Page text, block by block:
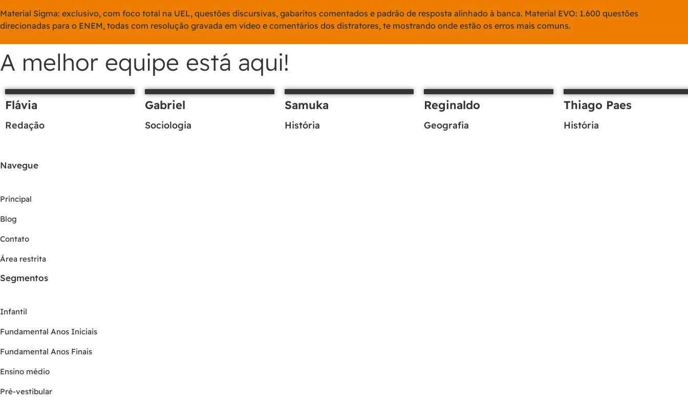
Material Sigma: exclusivo, com foco total na UEL, questões discursivas, gabaritos comentados e padrão de resposta alinhado à banca. Material EVO: 1.600 questões
direcionadas para o ENEM, todas com resolução gravada em vídeo e comentários dos distratores, te mostrando onde estão os erros mais comuns.
A melhor equipe está aqui!
Flávia
Redação
Gabriel
Sociologia
Samuka
História
Reginaldo
Geografia
Thiago Paes
História
Navegue
Principal
Blog
Contato
Área restrita
Segmentos
Infantil
Fundamental Anos Iniciais
Fundamental Anos Finais
Ensino médio
Pré-vestibular